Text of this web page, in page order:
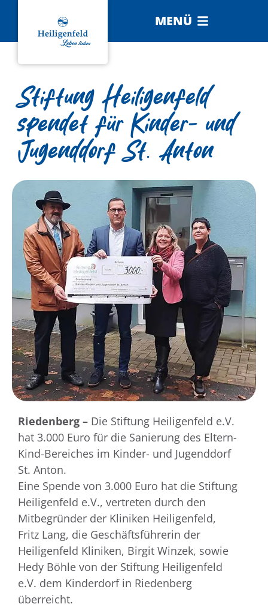
MENÜ
Stiftung Heiligenfeld
spendet für Kinder- und
Jugenddorf St. Anton
Riedenberg – Die Stiftung Heiligenfeld e.V.
hat 3.000 Euro für die Sanierung des Eltern-
Kind-Bereiches im Kinder- und Jugenddorf
St. Anton.
Eine Spende von 3.000 Euro hat die Stiftung
Heiligenfeld e.V., vertreten durch den
Mitbegründer der Kliniken Heiligenfeld,
Fritz Lang, die Geschäftsführerin der
Heiligenfeld Kliniken, Birgit Winzek, sowie
Hedy Böhle von der Stiftung Heiligenfeld
e.V. dem Kinderdorf in Riedenberg
überreicht.